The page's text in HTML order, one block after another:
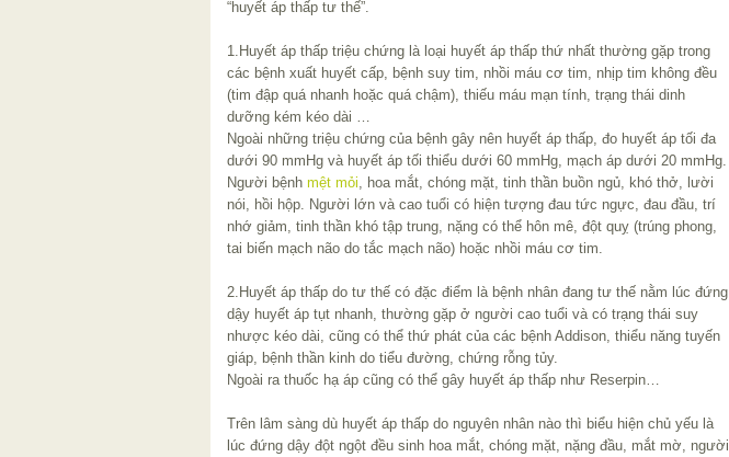
“huyết áp thấp tư thế”.
1.Huyết áp thấp triệu chứng là loại huyết áp thấp thứ nhất thường gặp trong
các bệnh xuất huyết cấp, bệnh suy tim, nhồi máu cơ tim, nhịp tim không đều
(tim đập quá nhanh hoặc quá chậm), thiếu máu mạn tính, trạng thái dinh
dưỡng kém kéo dài …
Ngoài những triệu chứng của bệnh gây nên huyết áp thấp, đo huyết áp tối đa
dưới 90 mmHg và huyết áp tối thiểu dưới 60 mmHg, mạch áp dưới 20 mmHg.
Người bệnh mệt mỏi , hoa mắt, chóng mặt, tinh thần buồn ngủ, khó thở, lười
nói, hồi hộp. Người lớn và cao tuổi có hiện tượng đau tức ngực, đau đầu, trí
nhớ giảm, tinh thần khó tập trung, nặng có thể hôn mê, đột quỵ (trúng phong,
tai biến mạch não do tắc mạch não) hoặc nhồi máu cơ tim.
2.Huyết áp thấp do tư thế có đặc điểm là bệnh nhân đang tư thế nằm lúc đứng
dậy huyết áp tụt nhanh, thường gặp ở người cao tuổi và có trạng thái suy
nhược kéo dài, cũng có thể thứ phát của các bệnh Addison, thiểu năng tuyến
giáp, bệnh thần kinh do tiểu đường, chứng rỗng tủy.
Ngoài ra thuốc hạ áp cũng có thể gây huyết áp thấp như Reserpin…
Trên lâm sàng dù huyết áp thấp do nguyên nhân nào thì biểu hiện chủ yếu là
lúc đứng dậy đột ngột đều sinh hoa mắt, chóng mặt, nặng đầu, mắt mờ, người